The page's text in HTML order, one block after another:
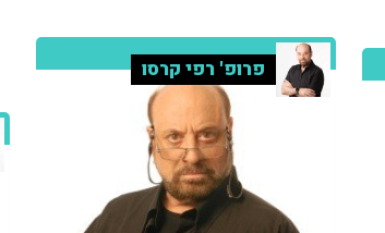
פרופ' רפי קרסו